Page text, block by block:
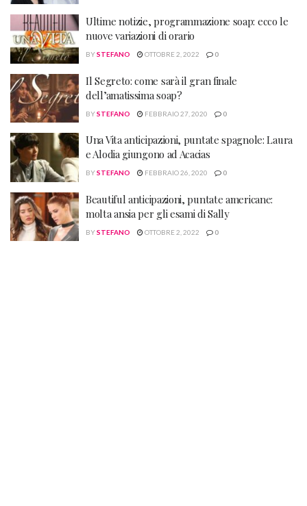
Ultime notizie, programmazione soap: ecco le
nuove variazioni di orario
BYSTEFANO OTTOBRE 2, 2022 0
Il Segreto: come sarà il gran finale
dell’amatissima soap?
BYSTEFANO FEBBRAIO 27, 2020 0
Una Vita anticipazioni, puntate spagnole: Laura
e Alodia giungono ad Acacias
BYSTEFANO FEBBRAIO 26, 2020 0
Beautiful anticipazioni, puntate americane:
molta ansia per gli esami di Sally
BYSTEFANO OTTOBRE 2, 2022 0